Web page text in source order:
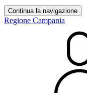
Continua la navigazione
Regione Campania